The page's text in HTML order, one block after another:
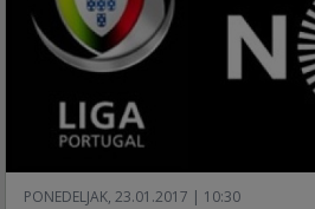
PONEDELJAK, 23.01.2017 | 10:30